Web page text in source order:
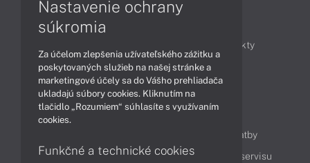
Produkty
Technológie
Videá
Obsah
Možnosti doručenia a platby
Podpora a servis
Servisné služby Cenník servisu
Nastavenie ochrany
súkromia
Za účelom zlepšenia užívateľského zážitku a
poskytovaných služieb na našej stránke a
marketingové účely sa do Vášho prehliadača
ukladajú súbory cookies. Kliknutím na
tlačidlo „Rozumiem“ súhlasíte s využívaním
cookies.
Funkčné a technické cookies